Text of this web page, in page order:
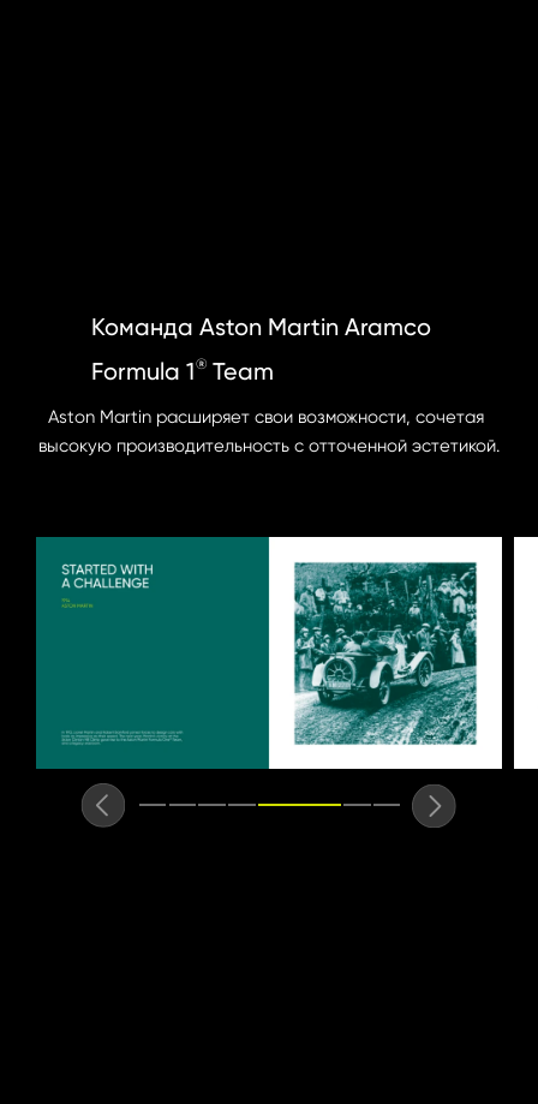
Aston Martin расширяет свои возможности, сочетая
высокую производительность с отточенной эстетикой.
®
Команда Aston Martin Aramco
Formula 1   Team